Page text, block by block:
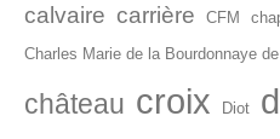
calvaire carrière CFM
Charles Marie de la Bourdonnaye
château croix Diot